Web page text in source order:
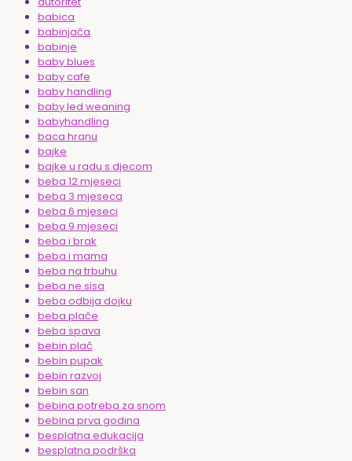
babica
babinjača
babinje
baby blues
baby cafe
baby handling
baby led weaning
babyhandling
baca hranu
bajke
bajke u radu s djecom
beba 12 mjeseci
beba 3 mjeseca
beba 6 mjeseci
beba 9 mjeseci
beba i brak
beba i mama
beba na trbuhu
beba ne sisa
beba odbija dojku
beba plače
beba spava
bebin plač
bebin pupak
bebin razvoj
bebin san
bebina potreba za snom
bebina prva godina
besplatna edukacija
besplatna podrška